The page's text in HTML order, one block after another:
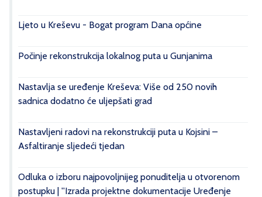
Ljeto u Kreševu - Bogat program Dana općine
Počinje rekonstrukcija lokalnog puta u Gunjanima
Nastavlja se uređenje Kreševa: Više od 250 novih
sadnica dodatno će uljepšati grad
Nastavljeni radovi na rekonstrukciji puta u Kojsini –
Asfaltiranje sljedeći tjedan
Odluka o izboru najpovoljnijeg ponuditelja u otvorenom
postupku | ''Izrada projektne dokumentacije Uređenje